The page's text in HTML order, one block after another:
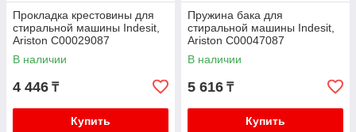
Прокладка крестовины для
стиральной машины Indesit,
Ariston C00029087
В наличии
4 446 ₸
Купить
Пружина бака для
стиральной машины Indesit,
Ariston C00047087
В наличии
5 616 ₸
Купить